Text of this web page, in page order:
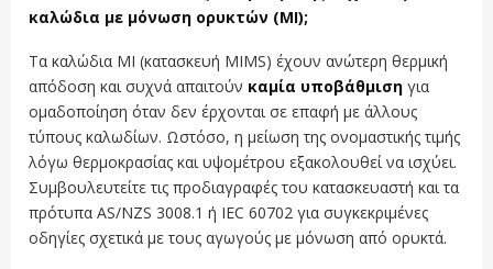
καλώδια με μόνωση ορυκτών (MI);
Τα καλώδια MI (κατασκευή MIMS) έχουν ανώτερη θερμική
απόδοση και συχνά απαιτούν καμία υποβάθμιση για
ομαδοποίηση όταν δεν έρχονται σε επαφή με άλλους
τύπους καλωδίων. Ωστόσο, η μείωση της ονομαστικής τιμής
λόγω θερμοκρασίας και υψομέτρου εξακολουθεί να ισχύει.
Συμβουλευτείτε τις προδιαγραφές του κατασκευαστή και τα
πρότυπα AS/NZS 3008.1 ή IEC 60702 για συγκεκριμένες
οδηγίες σχετικά με τους αγωγούς με μόνωση από ορυκτά.